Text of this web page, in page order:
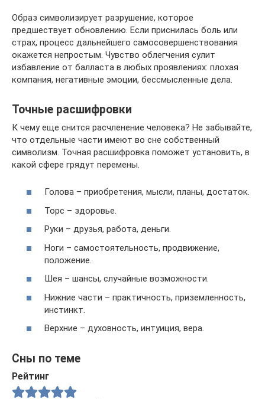
Образ символизирует разрушение, которое
предшествует обновлению. Если приснилась боль или
страх, процесс дальнейшего самосовершенствования
окажется непростым. Чувство облегчения сулит
избавление от балласта в любых проявлениях: плохая
компания, негативные эмоции, бессмысленные дела.
Точные расшифровки
К чему еще снится расчленение человека? Не забывайте,
что отдельные части имеют во сне собственный
символизм. Точная расшифровка поможет установить, в
какой сфере грядут перемены.
Голова – приобретения, мысли, планы, достаток.
Торс – здоровье.
Руки – друзья, работа, деньги.
Ноги – самостоятельность, продвижение,
положение.
Шея – шансы, случайные возможности.
Нижние части – практичность, приземленность,
инстинкт.
Верхние – духовность, интуиция, вера.
Сны по теме
Рейтинг